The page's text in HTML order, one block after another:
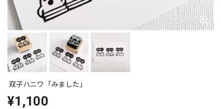
双子ハニワ「みました」
¥1,100